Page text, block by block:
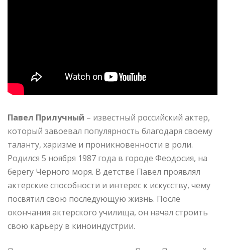
Павел Прилучный – известный российский актер,
который завоевал популярность благодаря своему
таланту, харизме и проникновенности в роли.
Родился 5 ноября 1987 года в городе Феодосия, на
берегу Черного моря. В детстве Павел проявлял
актерские способности и интерес к искусству, чему
посвятил свою последующую жизнь. После
окончания актерского училища, он начал строить
свою карьеру в киноиндустрии.